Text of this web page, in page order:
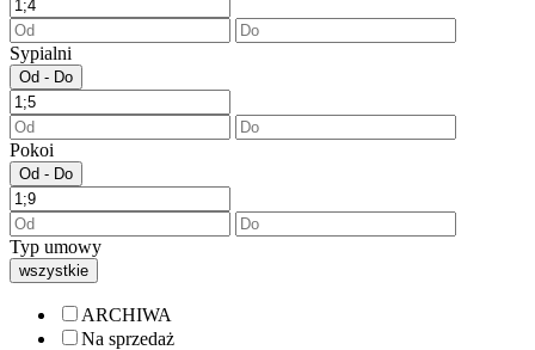
Sypialni
Od - Do
Pokoi
Od - Do
Typ umowy
wszystkie
ARCHIWA
Na sprzedaż